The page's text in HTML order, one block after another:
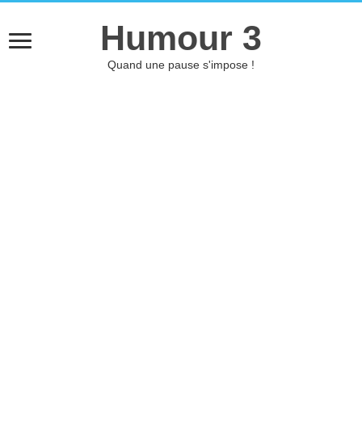
Humour 3
Quand une pause s'impose !